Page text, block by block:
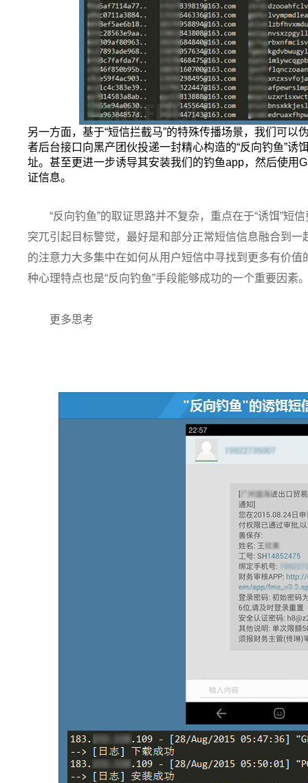
另一方面，基于“短信拦截马”的特殊传播场景，我们可
者后台接口向黑产团伙投递一封精心构造的“反向钓鱼”
址。甚至更进一步诱导其安装我们的钓鱼app，然后使用
证信息。
“反向钓鱼”的取证思路并不复杂，重点在于“诱饵”短
突兀引起目标警觉，最好是和部分正常短信信息融合到一
的注意力大多集中在如何从用户短信中寻找到更多有价值
种心理特点也是“反向钓鱼”手段能够成功的一个重要因素
更多思考